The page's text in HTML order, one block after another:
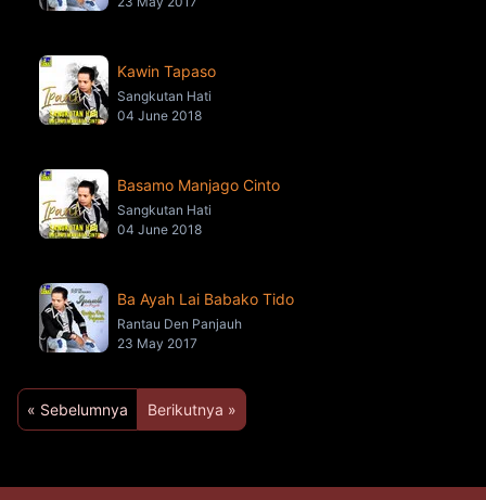
Kawin Tapaso
Sangkutan Hati
04 June 2018
Basamo Manjago Cinto
Sangkutan Hati
04 June 2018
Ba Ayah Lai Babako Tido
Rantau Den Panjauh
23 May 2017
« Sebelumnya Berikutnya »